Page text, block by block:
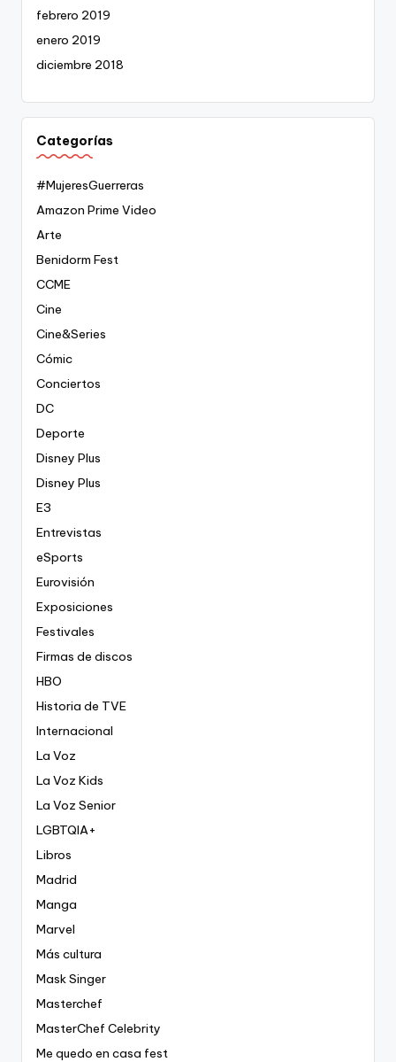
febrero 2019
enero 2019
diciembre 2018
Categorías
#MujeresGuerreras
Amazon Prime Video
Arte
Benidorm Fest
CCME
Cine
Cine&Series
Cómic
Conciertos
DC
Deporte
Disney Plus
Disney Plus
E3
Entrevistas
eSports
Eurovisión
Exposiciones
Festivales
Firmas de discos
HBO
Historia de TVE
Internacional
La Voz
La Voz Kids
La Voz Senior
LGBTQIA+
Libros
Madrid
Manga
Marvel
Más cultura
Mask Singer
Masterchef
MasterChef Celebrity
Me quedo en casa fest